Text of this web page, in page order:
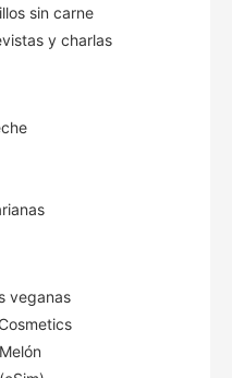
sin carne
y charlas
veganas